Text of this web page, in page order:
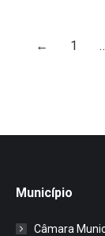
← 1
Município
Câmara